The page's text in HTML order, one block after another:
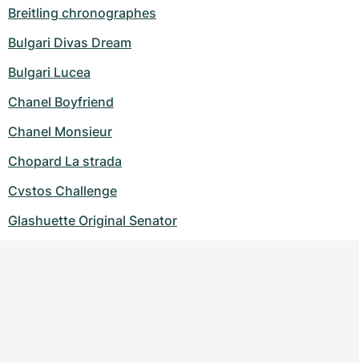
Breitling chronographes
Bulgari Divas Dream
Bulgari Lucea
Chanel Boyfriend
Chanel Monsieur
Chopard La strada
Cvstos Challenge
Glashuette Original Senator